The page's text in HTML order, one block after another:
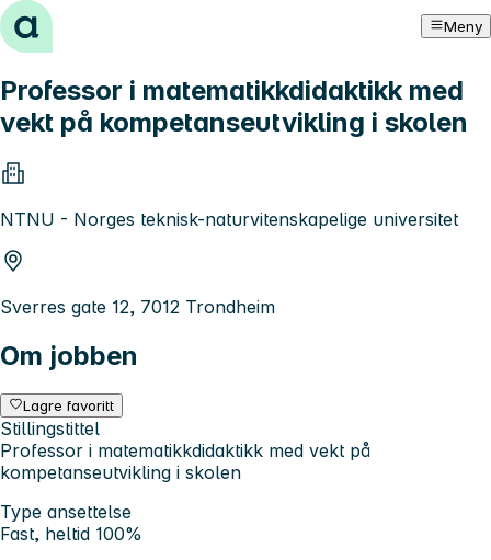
Hopp til innhold Meny
Professor i matematikkdidaktikk med
vekt på kompetanseutvikling i skolen
NTNU - Norges teknisk-naturvitenskapelige universitet
Sverres gate 12, 7012 Trondheim
Om jobben
Lagre favoritt
Stillingstittel
Professor i matematikkdidaktikk med vekt på
kompetanseutvikling i skolen
Type ansettelse
Fast, heltid 100%